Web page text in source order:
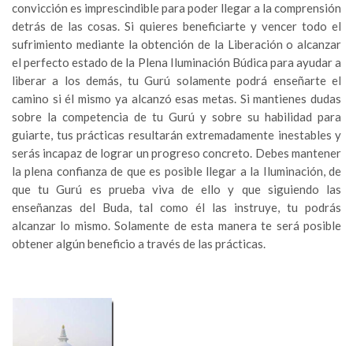
convicción es imprescindible para poder llegar a la comprensión
detrás de las cosas. Si quieres beneficiarte y vencer todo el
sufrimiento mediante la obtención de la Liberación o alcanzar
el perfecto estado de la Plena Iluminación Búdica para ayudar a
liberar a los demás, tu Gurú solamente podrá enseñarte el
camino si él mismo ya alcanzó esas metas. Si mantienes dudas
sobre la competencia de tu Gurú y sobre su habilidad para
guiarte, tus prácticas resultarán extremadamente inestables y
serás incapaz de lograr un progreso concreto. Debes mantener
la plena confianza de que es posible llegar a la Iluminación, de
que tu Gurú es prueba viva de ello y que siguiendo las
enseñanzas del Buda, tal como él las instruye, tu podrás
alcanzar lo mismo. Solamente de esta manera te será posible
obtener algún beneficio a través de las prácticas.